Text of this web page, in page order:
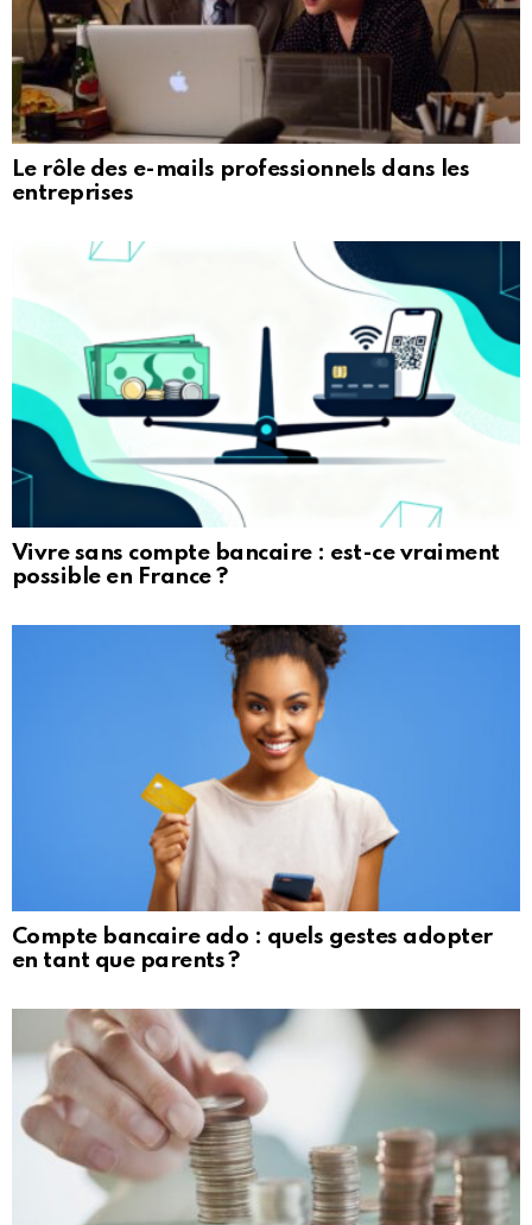
Le rôle des e-mails professionnels dans les
entreprises
Vivre sans compte bancaire : est-ce vraiment
possible en France ?
Compte bancaire ado : quels gestes adopter
en tant que parents ?